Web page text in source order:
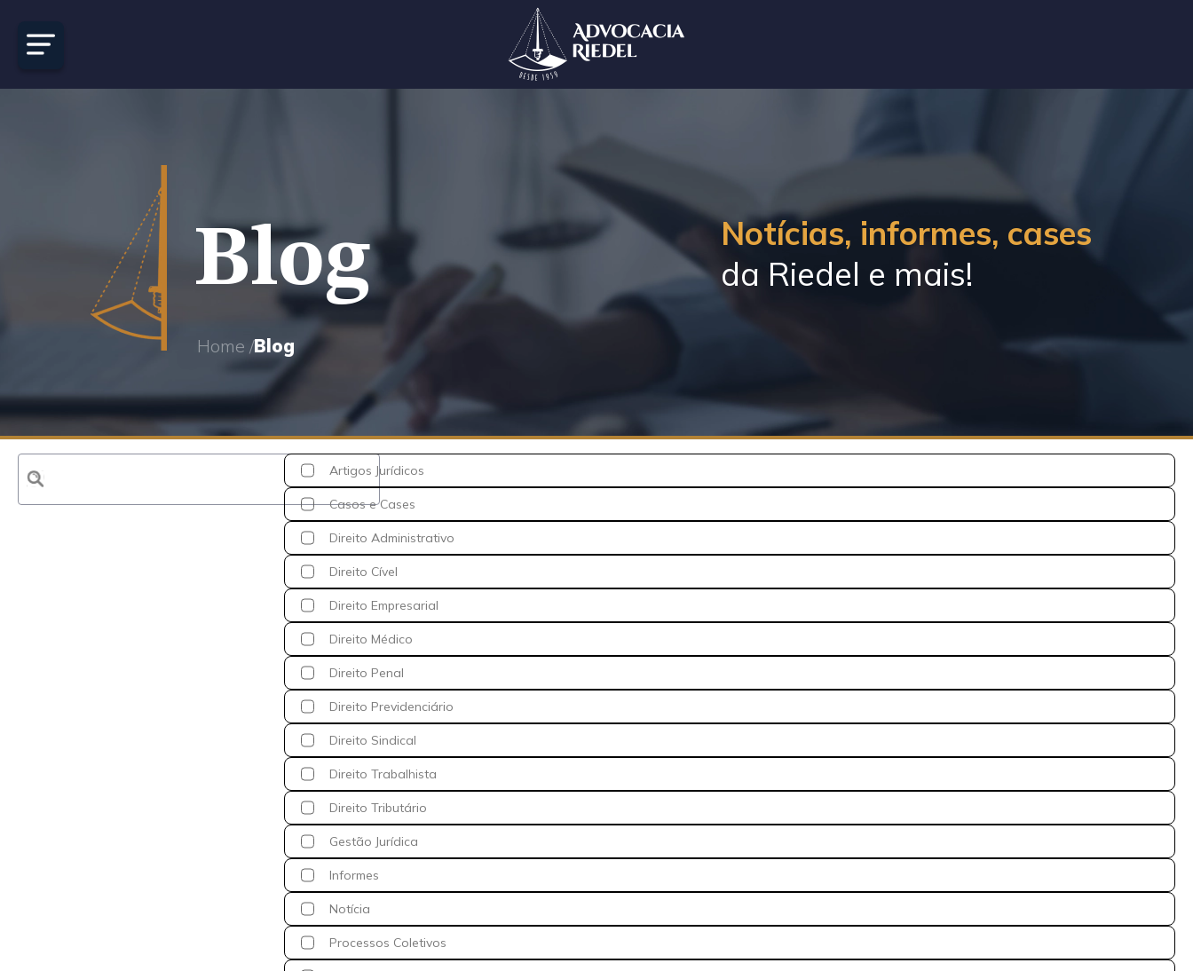
Blog
Home /Blog
Notícias, informes, cases
da Riedel e mais!
Artigos Jurídicos
Casos e Cases
Direito Administrativo
Direito Cível
Direito Empresarial
Direito Médico
Direito Penal
Direito Previdenciário
Direito Sindical
Direito Trabalhista
Direito Tributário
Gestão Jurídica
Informes
Notícia
Processos Coletivos